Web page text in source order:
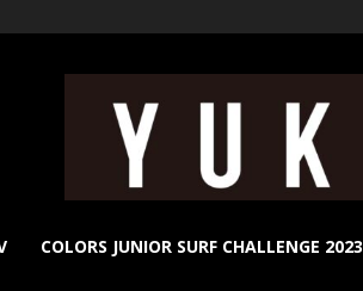
COLORS JUNIOR SURF CHALLENGE 2023